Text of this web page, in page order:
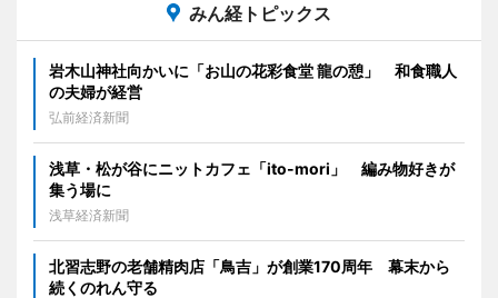
みん経トピックス
岩木山神社向かいに「お山の花彩食堂 龍の憩」 和食職人
の夫婦が経営
弘前経済新聞
浅草・松が谷にニットカフェ「ito-mori」 編み物好きが
集う場に
浅草経済新聞
北習志野の老舗精肉店「鳥吉」が創業170周年 幕末から
続くのれん守る